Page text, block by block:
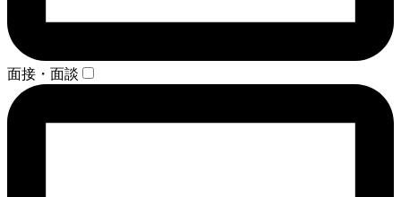
面接・面談